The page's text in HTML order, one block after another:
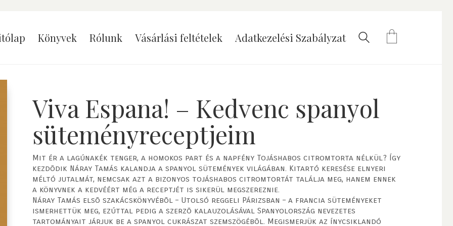
Könyvek Rólunk Vásárlási feltételek Adatkezelési Szabályzat
Viva Espana! – Kedvenc spanyol
süteményreceptjeim
Mit ér a lagúnakék tenger, a homokos part és a napfény Tojáshabos citromtorta nélkül? Így
kezdõdik Náray Tamás kalandja a spanyol sütemények világában. Kitartó keresése elnyeri
méltó jutalmát, nemcsak azt a bizonyos tojáshabos citromtortát találja meg, hanem ennek
a könyvnek a kedvéért még a receptjét is sikerül megszereznie.
Náray Tamás elsõ szakácskönyvébõl – Utolsó reggeli Párizsban – a francia süteményeket
ismerhettük meg, ezúttal pedig a szerzõ kalauzolásával Spanyolország nevezetes
tartományait járjuk be a spanyol cukrászat szemszögébõl. Megismerjük az ínycsiklandó